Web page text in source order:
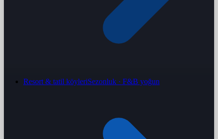
Resort & tatil köyleriSezonluk · F&B yoğun